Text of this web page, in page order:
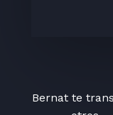
Bernat te